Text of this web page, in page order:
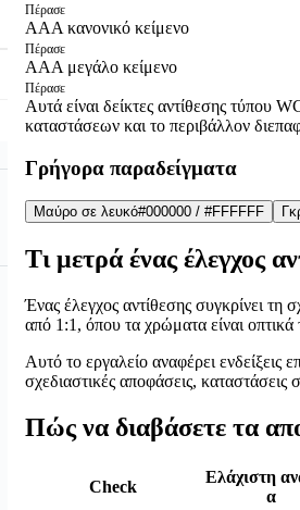
Πέρασε
AAA κανονικό κείμενο
Πέρασε
AAA μεγάλο κείμενο
Πέρασε
Αυτά είναι δείκτες αντίθεσης τύπου
καταστάσεων και το περιβάλλον
Γρήγορα παραδείγματα
Μαύρο σε λευκό#000000 / #FFFFFF
Τι μετρά ένας έλεγχος
Ένας έλεγχος αντίθεσης συγκρίνει τη
από 1:1, όπου τα χρώματα είναι
Αυτό το εργαλείο αναφέρει ενδείξεις
σχεδιαστικές αποφάσεις,
Πώς να διαβάσετε τα
Check
Ελάχιστη
α